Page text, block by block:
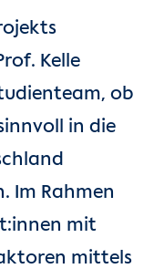
Kelle
ob
in die
Im Rahmen
mit
mittels